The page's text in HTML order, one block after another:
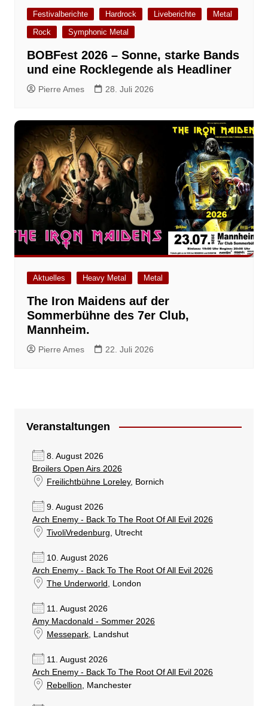
Festivalberichte Hardrock Liveberichte
Metal
Rock
Symphonic Metal
BOBFest 2026 – Sonne, starke Bands
und eine Rocklegende als Headliner
Pierre Ames 28. Juli 2026
Aktuelles Heavy Metal Metal
The Iron Maidens auf der
Sommerbühne des 7er Club,
Mannheim.
Pierre Ames 22. Juli 2026
Veranstaltungen
8. August 2026
Broilers Open Airs 2026
Freilichtbühne Loreley, Bornich
9. August 2026
Arch Enemy - Back To The Root Of All Evil 2026
TivoliVredenburg , Utrecht
10. August 2026
Arch Enemy - Back To The Root Of All Evil 2026
The Underworld
, London
11. August 2026
Amy Macdonald - Sommer 2026
Messepark, Landshut
11. August 2026
Arch Enemy - Back To The Root Of All Evil 2026
Rebellion , Manchester